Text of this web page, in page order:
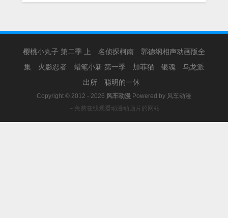
樱桃小丸子 第二季 上 名侦探柯南
郭德纲相声动画版全
集
火影忍者 蜡笔小新 第一季 加菲猫 银魂
乌龙派
出所
聪明的一休
Copyright © 2012 - 2026 风车动漫 Powered by 风车动漫
－免费在线观看动漫动画片的网站